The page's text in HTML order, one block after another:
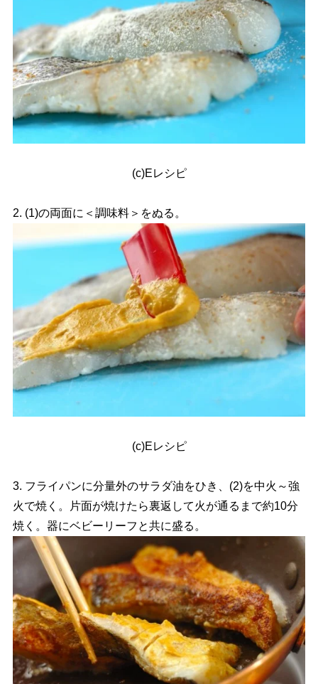
(c)Eレシピ
2. (1)の両面に＜調味料＞をぬる。
(c)Eレシピ
3. フライパンに分量外のサラダ油をひき、(2)を中火～強
火で焼く。片面が焼けたら裏返して火が通るまで約10分
焼く。器にベビーリーフと共に盛る。